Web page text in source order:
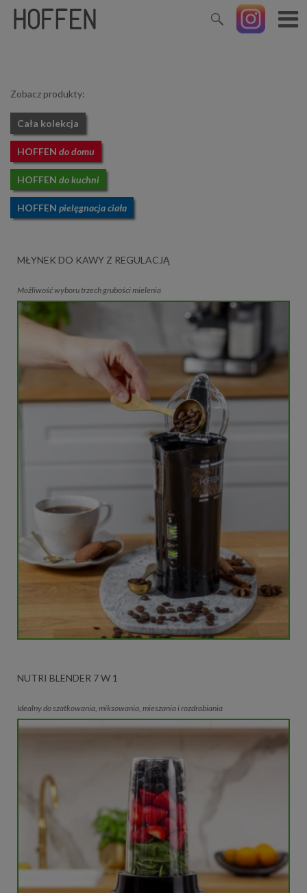
Zobacz produkty:
Cała kolekcja
HOFFEN do domu
HOFFEN do kuchni
HOFFEN pielęgnacja ciała
MŁYNEK DO KAWY Z REGULACJĄ
Możliwość wyboru trzech grubości mielenia
NUTRI BLENDER 7 W 1
Idealny do szatkowania, miksowania, mieszania i rozdrabiania